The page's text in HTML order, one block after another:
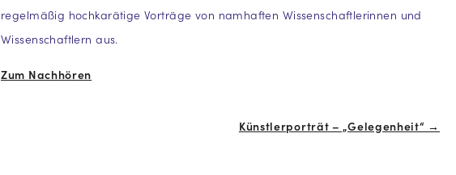
regelmäßig hochkarätige Vorträge von namhaften Wissenschaftlerinnen und
Wissenschaftlern aus.
Zum Nachhören
Künstlerporträt – „Gelegenheit“ →